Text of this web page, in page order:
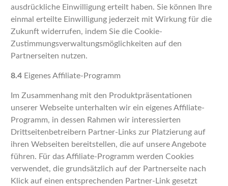
ausdrückliche Einwilligung erteilt haben. Sie können Ihre
einmal erteilte Einwilligung jederzeit mit Wirkung für die
Zukunft widerrufen, indem Sie die Cookie-
Zustimmungsverwaltungsmöglichkeiten auf den
Partnerseiten nutzen.
8.4Eigenes Affiliate-Programm
Im Zusammenhang mit den Produktpräsentationen
unserer Webseite unterhalten wir ein eigenes Affiliate-
Programm, in dessen Rahmen wir interessierten
Drittseitenbetreibern Partner-Links zur Platzierung auf
ihren Webseiten bereitstellen, die auf unsere Angebote
führen. Für das Affiliate-Programm werden Cookies
verwendet, die grundsätzlich auf der Partnerseite nach
Klick auf einen entsprechenden Partner-Link gesetzt